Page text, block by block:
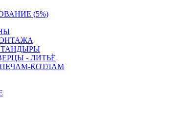
(5%)
- ЛИТЬЁ
КОТЛАМ